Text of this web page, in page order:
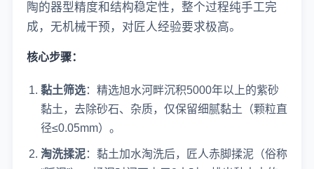
陶的器型精度和结构稳定性，整个过程纯手工完
成，无机械干预，对匠人经验要求极高。
核心步骤：
黏土筛选：精选旭水河畔沉积5000年以上的紫砂
黏土，去除砂石、杂质，仅保留细腻黏土（颗粒直
径≤0.05mm）。
淘洗揉泥：黏土加水淘洗后，匠人赤脚揉泥（俗称